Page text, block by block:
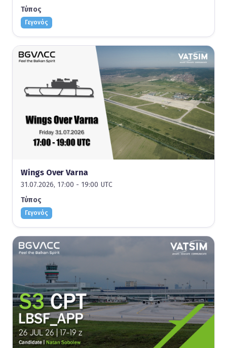
Τύπος
Γεγονός
Wings Over Varna
31.07.2026, 17:00 - 19:00 UTC
Τύπος
Γεγονός